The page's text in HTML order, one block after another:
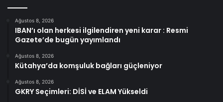
Ağustos 8, 2026
IBAN’ı olan herkesi ilgilendiren yeni karar : Resmi
Gazete’de bugün yayımlandı
Ağustos 8, 2026
Kütahya’da komşuluk bağları güçleniyor
Ağustos 8, 2026
GKRY Seçimleri: DİSİ ve ELAM Yükseldi